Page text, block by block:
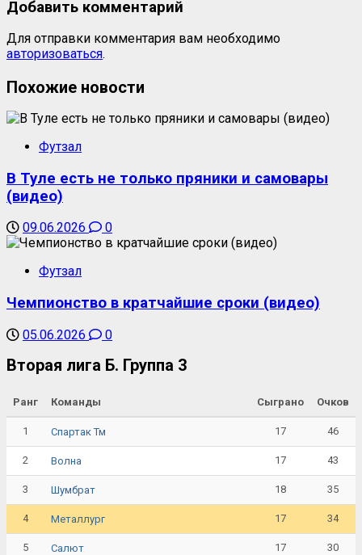
Добавить комментарий
Для отправки комментария вам необходимо
авторизоваться.
Похожие новости
Футзал
В Туле есть не только пряники и самовары
(видео)
09.06.2026 0
Футзал
Чемпионство в кратчайшие сроки (видео)
05.06.2026 0
Вторая лига Б. Группа 3
Ранг Команды Сыграно Очков
1 Спартак Тм 17 46
2 Волна 17 43
3 Шумбрат 18 35
4 Металлург 17 34
5 Салют 17 30